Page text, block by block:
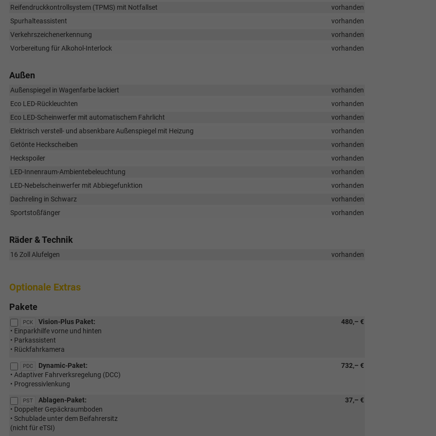
Reifendruckkontrollsystem (TPMS) mit Notfallset
vorhanden
Spurhalteassistent
vorhanden
Verkehrszeichenerkennung
vorhanden
Vorbereitung für Alkohol-Interlock
vorhanden
Außen
Außenspiegel in Wagenfarbe lackiert
vorhanden
Eco LED-Rückleuchten
vorhanden
Eco LED-Scheinwerfer mit automatischem Fahrlicht
vorhanden
Elektrisch verstell- und absenkbare Außenspiegel mit Heizung
vorhanden
Getönte Heckscheiben
vorhanden
Heckspoiler
vorhanden
LED-Innenraum-Ambientebeleuchtung
vorhanden
LED-Nebelscheinwerfer mit Abbiegefunktion
vorhanden
Dachreling in Schwarz
vorhanden
Sportstoßfänger
vorhanden
Räder & Technik
16 Zoll Alufelgen vorhanden
Optionale Extras
Pakete
PCK 480,– €
Vision-Plus Paket:
• Einparkhilfe vorne und hinten
• Parkassistent
• Rückfahrkamera
PDC 732,– €
Dynamic-Paket:
• Adaptiver Fahrverksregelung (DCC)
• Progressivlenkung
PST 37,– €
Ablagen-Paket:
• Doppelter Gepäckraumboden
• Schublade unter dem Beifahrersitz
(nicht für eTSI)